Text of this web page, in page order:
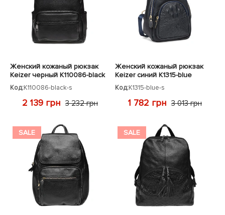
Показать все
Показать все
ЧЕХЛЫ ДЛЯ НОУТБУКОВ
Показать все
Женский кожаный рюкзак
Keizer черный K110086-black
Код:K110086-black-s
2 139 грн 3 232 грн
Женский кожаный рюкзак
Keizer синий K1315-blue
Код:K1315-blue-s
1 782 грн 3 013 грн
SALE SALE